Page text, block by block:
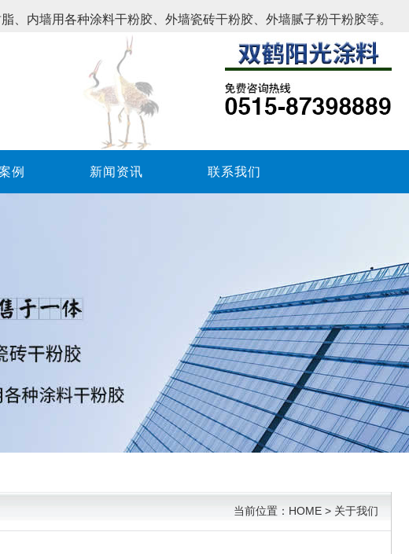
、内墙用各种涂料干粉胶、外墙瓷砖干粉胶、外墙腻子粉干粉胶等。
例 新闻资讯 联系我们
当前位置：HOME > 关于我们